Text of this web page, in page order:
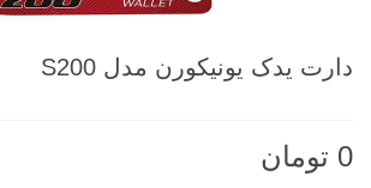
دارت يدک يونيکورن مدل S200
0 تومان